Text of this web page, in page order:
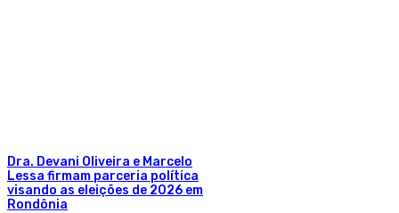
Dra. Devani Oliveira e Marcelo
Lessa firmam parceria política
visando as eleições de 2026 em
Rondônia